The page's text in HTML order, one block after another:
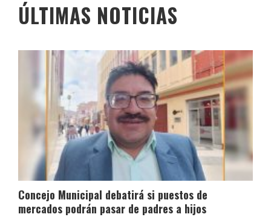
ÚLTIMAS NOTICIAS
Concejo Municipal debatirá si puestos de
mercados podrán pasar de padres a hijos